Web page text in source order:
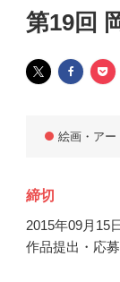
第19回
絵画・アー
締切
2015年09月15
作品提出・応